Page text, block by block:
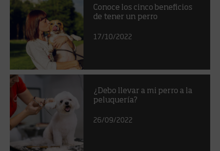
Conoce los cinco beneficios
de tener un perro
17/10/2022
¿Debo llevar a mi perro a la
peluquería?
26/09/2022